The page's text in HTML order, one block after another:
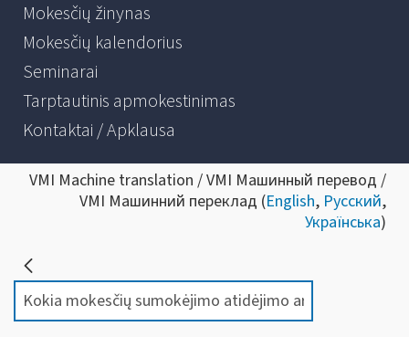
Mokesčių žinynas
Mokesčių kalendorius
Seminarai
Tarptautinis apmokestinimas
Kontaktai / Apklausa
VMI Machine translation / VMI Машинный перевод /
VMI Машинний переклад (English, Русский,
Українська)